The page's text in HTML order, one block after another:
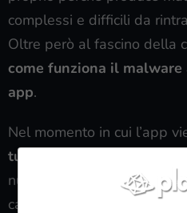
complessi e difficili da
Oltre però al fascino della
come funziona il malware
app.
Nel momento in cui l’app
tutto normale
numero di
permessi che
capire che c’è qualcosa che